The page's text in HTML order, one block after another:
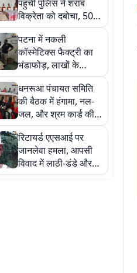
पहुंची पुलिस ने शराब
विक्रेता को दबोचा, 50
लीटर अंग्रेजी शराब
बरामद
पटना में नकली
कॉस्मेटिक्स फैक्ट्री का
भंडाफोड़, लाखों के
डुप्लीकेट उत्पाद जब्त
धनरूआ पंचायत समिति
की बैठक में हंगामा, नल-
जल, और श्रम कार्ड की
अनियमितताओं पर उठे
सवाल
रिटायर्ड एएसआई पर
जानलेवा हमला, आपसी
विवाद में लाठी-डंडे और
लोहे की रॉड से पीटा